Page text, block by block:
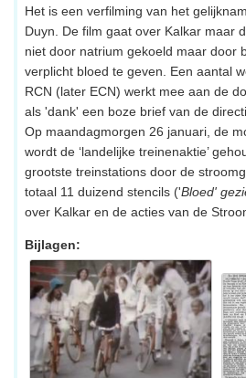
Het is een verfilming van het
Duyn. De film gaat over Kalkar maar
niet door natrium gekoeld maar door
verplicht bloed te geven. Een aantal
RCN (later ECN) werkt mee aan de
als 'dank' een boze brief van de
Op maandagmorgen 26 januari, de
wordt de ‘landelijke treinenaktie’
grootste treinstations door de
totaal 11 duizend stencils ('Bloed'
over Kalkar en de acties van de
Bijlagen: